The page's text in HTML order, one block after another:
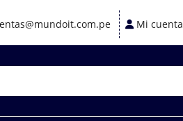
Mi cuenta